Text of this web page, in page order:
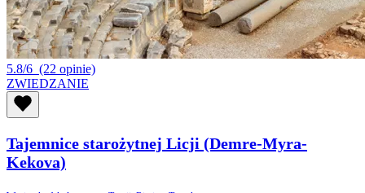
5.8/6 (22 opinie)
ZWIEDZANIE
Tajemnice starożytnej Licji (Demre-Myra-
Kekova)